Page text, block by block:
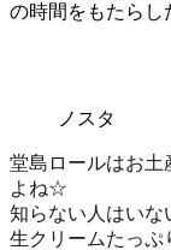
の時間をもたら
ノスタ
堂島ロールはお土
よね☆
知らない人はいな
生クリームたっぷ